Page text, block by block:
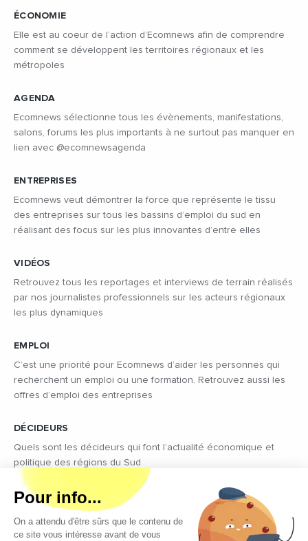
ÉCONOMIE
Elle est au coeur de l’action d’Ecomnews afin de comprendre
comment se développent les territoires régionaux et les
métropoles
AGENDA
Ecomnews sélectionne tous les évènements, manifestations,
salons, forums les plus importants à ne surtout pas manquer en
lien avec @ecomnewsagenda
ENTREPRISES
Ecomnews veut démontrer la force que représente le tissu
des entreprises sur tous les bassins d’emploi du sud en
réalisant des focus sur les plus innovantes d’entre elles
VIDÉOS
Retrouvez tous les reportages et interviews de terrain réalisés
par nos journalistes professionnels sur les acteurs régionaux
les plus dynamiques
EMPLOI
C’est une priorité pour Ecomnews d’aider les personnes qui
recherchent un emploi ou une formation. Retrouvez aussi les
offres d’emploi des entreprises
DÉCIDEURS
Quels sont les décideurs qui font l’actualité économique et
politique des régions du Sud